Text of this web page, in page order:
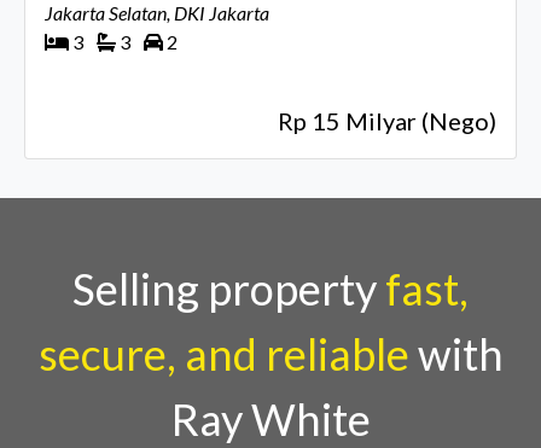
Kemang Village
Jakarta Selatan, DKI Jakarta
3
3 2
Rp 15 Milyar (Nego)
Selling propertyfast,
secure, and reliablewith
Ray White